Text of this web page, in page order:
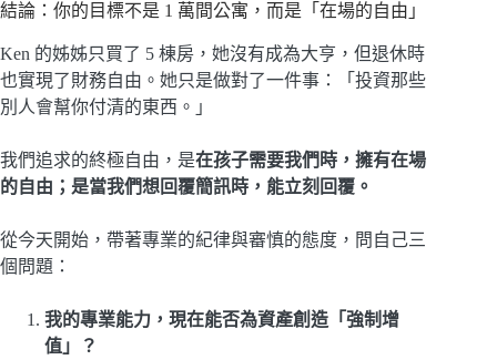
結論：你的目標不是 1 萬間公寓，而是「在場的自由」
Ken 的姊姊只買了 5 棟房，她沒有成為大亨，但退休時
也實現了財務自由。她只是做對了一件事：「投資那些
別人會幫你付清的東西。」
我們追求的終極自由，是在孩子需要我們時，擁有在場
的自由；是當我們想回覆簡訊時，能立刻回覆。
從今天開始，帶著專業的紀律與審慎的態度，問自己三
個問題：
我的專業能力，現在能否為資產創造「強制增
值」？